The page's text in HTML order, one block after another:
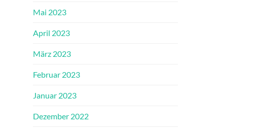
Mai 2023
April 2023
März 2023
Februar 2023
Januar 2023
Dezember 2022